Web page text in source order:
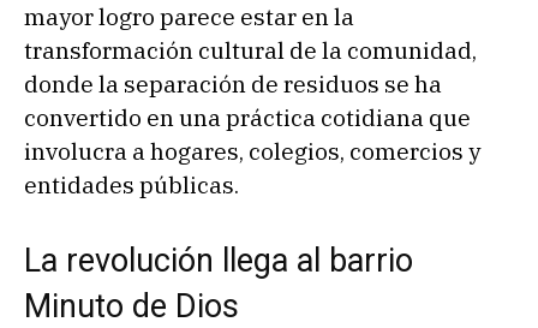
mayor logro parece estar en la
transformación cultural de la comunidad,
donde la separación de residuos se ha
convertido en una práctica cotidiana que
involucra a hogares, colegios, comercios y
entidades públicas.
La revolución llega al barrio
Minuto de Dios